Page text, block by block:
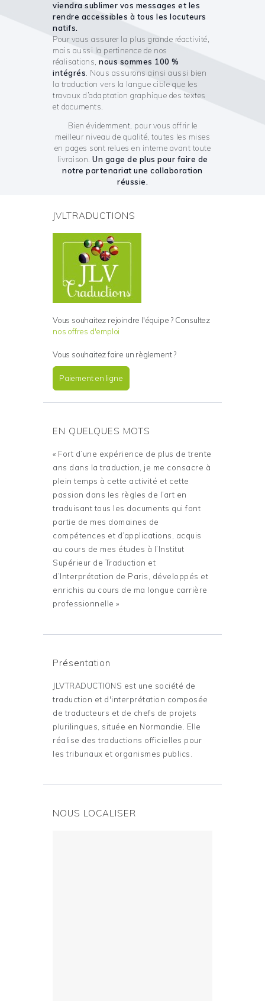
viendra sublimer vos messages et les
rendre accessibles à tous les locuteurs
natifs.
Pour vous assurer la plus grande réactivité,
mais aussi la pertinence de nos
réalisations, nous sommes 100 %
intégrés . Nous assurons ainsi aussi bien
la traduction vers la langue cible que les
travaux d’adaptation graphique des textes
et documents.
Bien évidemment, pour vous offrir le
meilleur niveau de qualité, toutes les mises
en pages sont relues en interne avant toute
livraison. Un gage de plus pour faire de
notre partenariat une collaboration
réussie.
JVLTRADUCTIONS
Vous souhaitez rejoindre l'équipe ? Consultez
nos offres d'emploi
Vous souhaitez faire un règlement ?
Paiement en ligne
EN QUELQUES MOTS
« Fort d’une expérience de plus de trente
ans dans la traduction, je me consacre à
plein temps à cette activité et cette
passion dans les règles de l’art en
traduisant tous les documents qui font
partie de mes domaines de
compétences et d’applications, acquis
au cours de mes études à l’Institut
Supérieur de Traduction et
d’Interprétation de Paris, développés et
enrichis au cours de ma longue carrière
professionnelle »
Présentation
JLVTRADUCTIONS est une société de
traduction et d'interprétation composée
de traducteurs et de chefs de projets
plurilingues, située en Normandie. Elle
réalise des traductions officielles pour
les tribunaux et organismes publics.
NOUS LOCALISER